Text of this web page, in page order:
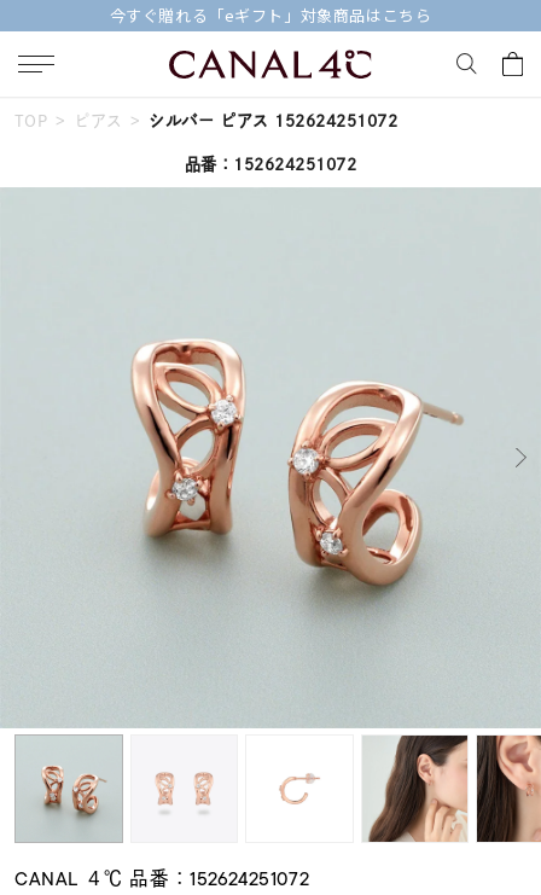
今すぐ贈れる「eギフト」対象商品はこちら
キーワードで検索する
#メンズ ネックレス
Canal４℃
すべてのピアス
モチーフ
TOP ピアス シルバー ピアス 152624251072
品番：152624251072
CANAL ４℃ 品番：152624251072